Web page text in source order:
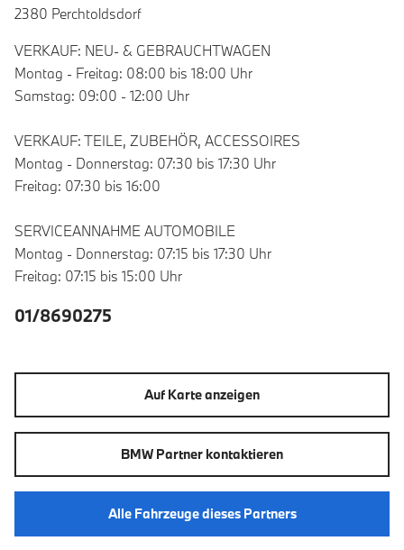
2380 Perchtoldsdorf
VERKAUF: NEU- & GEBRAUCHTWAGEN
Montag - Freitag: 08:00 bis 18:00 Uhr
Samstag: 09:00 - 12:00 Uhr
VERKAUF: TEILE, ZUBEHÖR, ACCESSOIRES
Montag - Donnerstag: 07:30 bis 17:30 Uhr
Freitag: 07:30 bis 16:00
SERVICEANNAHME AUTOMOBILE
Montag - Donnerstag: 07:15 bis 17:30 Uhr
Freitag: 07:15 bis 15:00 Uhr
01/8690275
Auf Karte anzeigen
BMW Partner kontaktieren
Alle Fahrzeuge dieses Partners